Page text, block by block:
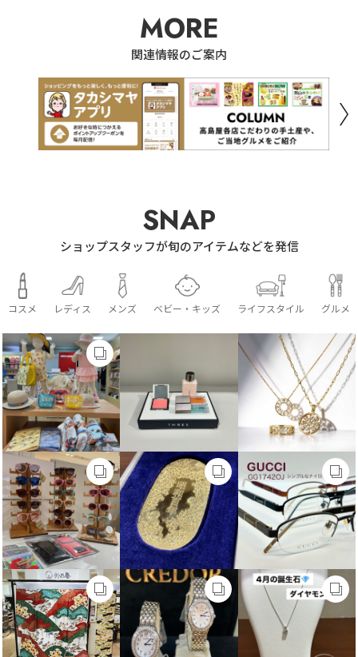
MORE
関連情報のご案内
SNAP
ショップスタッフが旬のアイテムなどを発信
コスメ レディス メンズ ベビー・キッズ ライフスタイル グルメ